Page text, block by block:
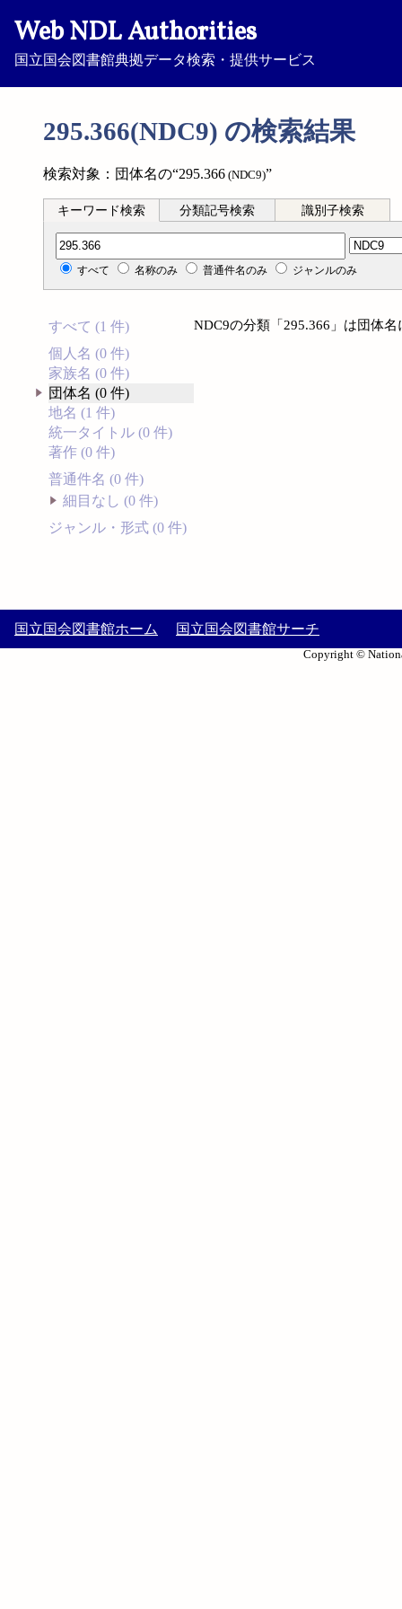
Web NDL Authorities
国立国会図書館典拠データ検索・提供サービス
295.366(NDC9) の検索結果
検索対象：団体名の“295.366 (NDC9)”
キーワード検索 分類記号検索 識別子検索
分類記号検索
すべて 名称のみ 普通件名のみ ジャンルのみ
すべて (1 件)
個人名 (0 件)
家族名 (0 件)
団体名 (0 件)
地名 (1 件)
統一タイトル (0 件)
著作 (0 件)
普通件名 (0 件)
細目なし (0 件)
ジャンル・形式 (0 件)
NDC9の分類「295.366」は団体
国立国会図書館ホーム 国立国会図書館サーチ
Copyright ©